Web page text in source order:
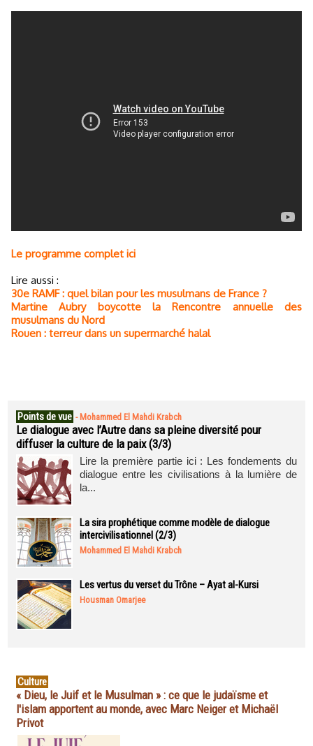
Le programme complet ici
Lire aussi :
30e RAMF : quel bilan pour les musulmans de France ?
Martine Aubry boycotte la Rencontre annuelle des
musulmans du Nord
Rouen : terreur dans un supermarché halal
Points de vue - Mohammed El Mahdi Krabch
Le dialogue avec l’Autre dans sa pleine diversité pour
diffuser la culture de la paix (3/3)
Lire la première partie ici : Les fondements du
dialogue entre les civilisations à la lumière de
la...
La sira prophétique comme modèle de dialogue
intercivilisationnel (2/3)
Mohammed El Mahdi Krabch
Les vertus du verset du Trône – Ayat al-Kursi
Housman Omarjee
Culture
« Dieu, le Juif et le Musulman » : ce que le judaïsme et
l'islam apportent au monde, avec Marc Neiger et Michaël
Privot